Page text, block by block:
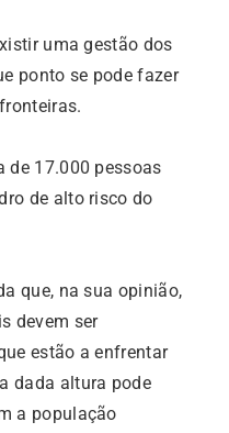
uma gestão dos
ponto se pode fazer
de 17.000 pessoas
de alto risco do
que, na sua opinião,
devem ser
estão a enfrentar
dada altura pode
a população